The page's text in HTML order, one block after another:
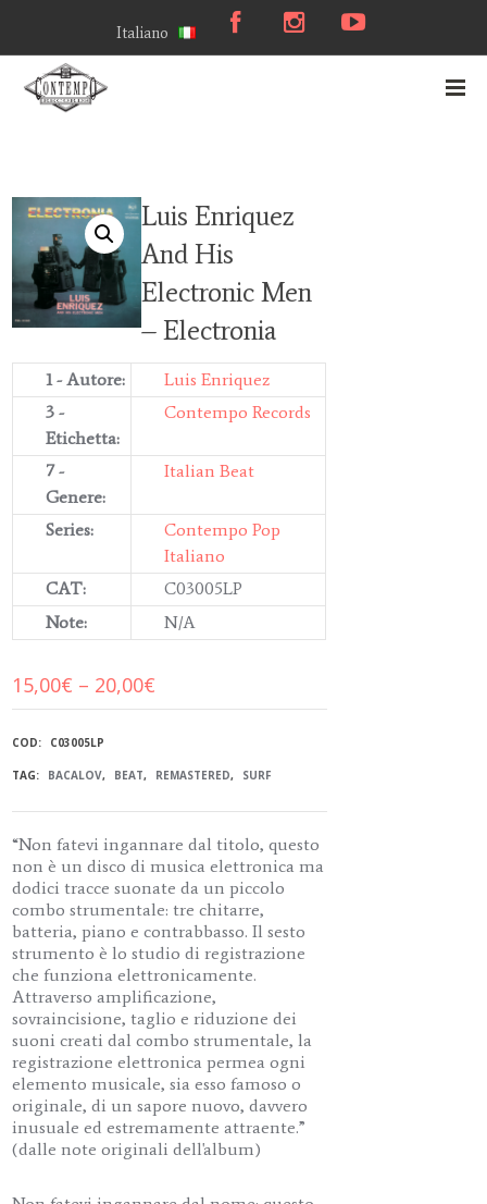
Italiano
Luis Enriquez
And His
Electronic Men
– Electronia
1 - Autore:
Luis Enriquez
3 -
Etichetta:
Contempo Records
7 -
Genere:
Italian Beat
Series:
Contempo Pop
Italiano
CAT:
C03005LP
Note:
N/A
15,00€ – 20,00€
COD: C03005LP
TAG: BACALOV, BEAT, REMASTERED, SURF
“Non fatevi ingannare dal titolo, questo
non è un disco di musica elettronica ma
dodici tracce suonate da un piccolo
combo strumentale: tre chitarre,
batteria, piano e contrabbasso. Il sesto
strumento è lo studio di registrazione
che funziona elettronicamente.
Attraverso amplificazione,
sovraincisione, taglio e riduzione dei
suoni creati dal combo strumentale, la
registrazione elettronica permea ogni
elemento musicale, sia esso famoso o
originale, di un sapore nuovo, davvero
inusuale ed estremamente attraente.”
(dalle note originali dell'album)